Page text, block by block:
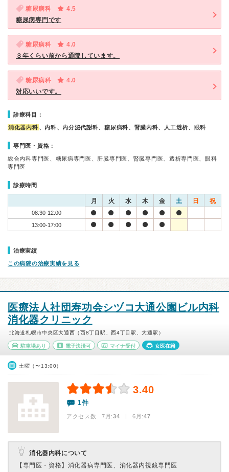
糖尿病科
4.5
糖尿病専門です
糖尿病科
4.0
３年くらい前から通院しています。
糖尿病科
4.0
対応いいです。
診療科目：
消化器内科 、内科、内分泌代謝科、糖尿病科、腎臓内科、人工透析、眼科
専門医・資格：
総合内科専門医、糖尿病専門医、肝臓専門医、腎臓専門医、透析専門医、眼科
専門医
診療時間
月 火 水 木 金 土 日 祝
08:30-12:00
13:00-17:00
治療実績
この病院の治療実績を見る
医療法人社団寿功会シヅコ大通公園ビル内科
消化器クリニック
北海道札幌市中央区大通西（西8丁目駅、西4丁目駅、大通駅）
駐車場あり 電子決済可 マイナ受付 女医在籍
土曜（〜13:00）
3.40
1件
アクセス数 7月:34 | 6月:47
消化器内科について
【専門医・資格】 消化器病専門医、消化器内視鏡専門医